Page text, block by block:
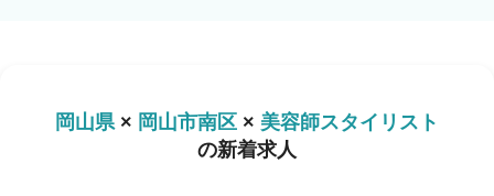
岡山県× 岡山市南区 × 美容師スタイリスト
の新着求人